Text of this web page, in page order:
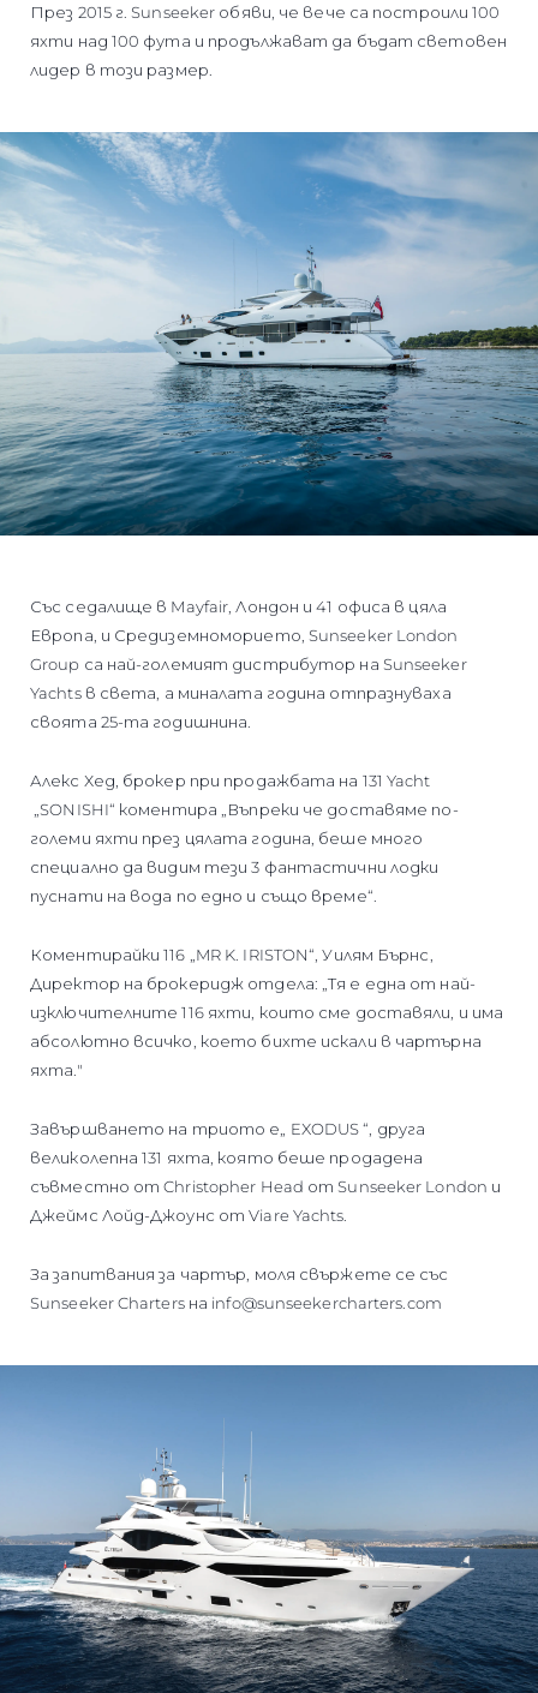
През 2015 г. Sunseeker обяви, че вече са построили 100
яхти над 100 фута и продължават да бъдат световен
лидер в този размер.
Със седалище в Mayfair, Лондон и 41 офиса в цяла
Европа, и Средиземноморието, Sunseeker London
Group са най-големият дистрибутор на Sunseeker
Yachts в света, а миналата година отпразнуваха
своята 25-та годишнина.
Алекс Хед, брокер при продажбата на 131 Yacht
„SONISHI“ коментира „Въпреки че доставяме по-
големи яхти през цялата година, беше много
специално да видим тези 3 фантастични лодки
пуснати на вода по едно и също време“.
Коментирайки 116 „MR K. IRISTON“, Уилям Бърнс,
Директор на брокеридж отдела: „Тя е една от най-
изключителните 116 яхти, които сме доставяли, и има
абсолютно всичко, което бихте искали в чартърна
яхта."
Завършването на триото е„ EXODUS “, друга
великолепна 131 яхта, която беше продадена
съвместно от Christopher Head от Sunseeker London и
Джеймс Лойд-Джоунс от Viare Yachts.
За запитвания за чартър, моля свържете се със
Sunseeker Charters на info@sunseekercharters.com